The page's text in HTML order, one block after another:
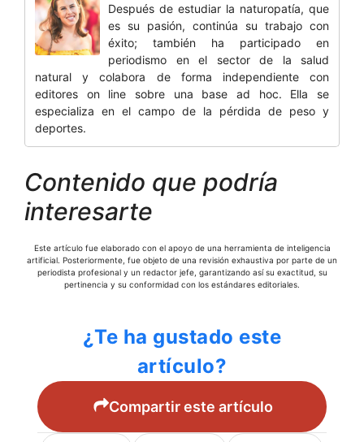
Después de estudiar la naturopatía, que
es su pasión, continúa su trabajo con
éxito; también ha participado en
periodismo en el sector de la salud
natural y colabora de forma independiente con
editores on line sobre una base ad hoc. Ella se
especializa en el campo de la pérdida de peso y
deportes.
Contenido que podría
interesarte
Este artículo fue elaborado con el apoyo de una herramienta de inteligencia
artificial. Posteriormente, fue objeto de una revisión exhaustiva por parte de un
periodista profesional y un redactor jefe, garantizando así su exactitud, su
pertinencia y su conformidad con los estándares editoriales.
¿Te ha gustado este
artículo?
Compartir este artículo